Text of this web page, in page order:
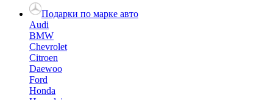
Подарки по марке авто
Audi
BMW
Chevrolet
Citroen
Daewoo
Ford
Honda